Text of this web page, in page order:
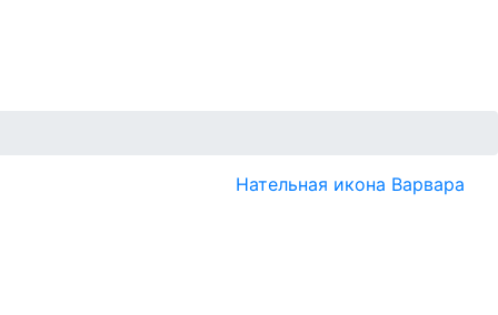
Нательная икона Варвара